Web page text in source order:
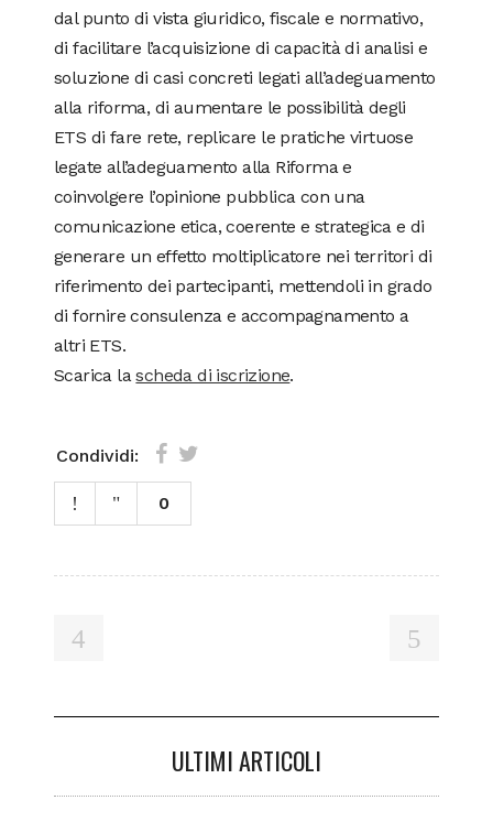
dal punto di vista giuridico, fiscale e normativo,
di facilitare l’acquisizione di capacità di analisi e
soluzione di casi concreti legati all’adeguamento
alla riforma, di aumentare le possibilità degli
ETS di fare rete, replicare le pratiche virtuose
legate all’adeguamento alla Riforma e
coinvolgere l’opinione pubblica con una
comunicazione etica, coerente e strategica e di
generare un effetto moltiplicatore nei territori di
riferimento dei partecipanti, mettendoli in grado
di fornire consulenza e accompagnamento a
altri ETS.
Scarica lascheda di iscrizione.
Condividi:
0
ULTIMI ARTICOLI